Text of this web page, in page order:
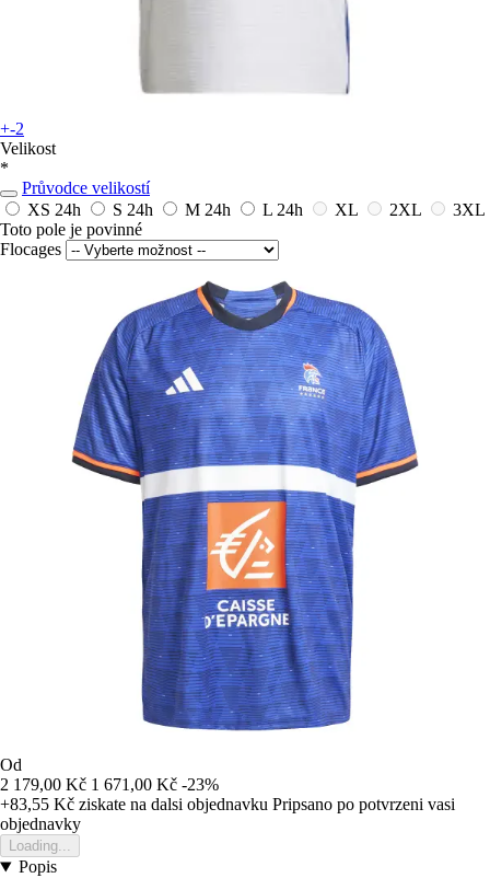
+-2
Velikost
*
Průvodce velikostí
XS 24h S 24h M 24h L 24h XL 2XL
3XL
Toto pole je povinné
Flocages
Od
2 179,00 Kč 1 671,00 Kč -23%
+83,55 Kč ziskate na dalsi objednavku Pripsano po potvrzeni vasi
objednavky
Loading...
Popis